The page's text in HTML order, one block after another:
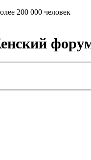
200 000 человек